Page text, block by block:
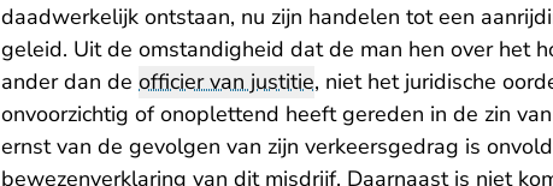
daadwerkelijk ontstaan, nu zijn handelen tot een
geleid. Uit de omstandigheid dat de man hen over het
ander dan de officier van justitie, niet het juridische
onvoorzichtig of onoplettend heeft gereden in de zin
ernst van de gevolgen van zijn verkeersgedrag is
bewezenverklaring van dit misdrijf. Daarnaast is niet